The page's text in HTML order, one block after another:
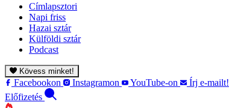
Címlapsztori
Napi friss
Hazai sztár
Külföldi sztár
Podcast
Kövess minket!
Facebookon Instagramon YouTube-on
Írj e-mailt!
Előfizetés